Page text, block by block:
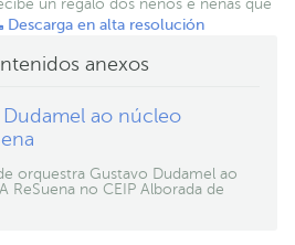
un regalo dos nenos e nenas que
Descarga en alta resolución
anexos
Dudamel ao núcleo
orquestra Gustavo Dudamel ao
ReSuena no CEIP Alborada de